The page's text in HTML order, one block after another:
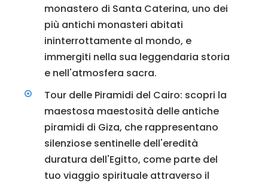
monastero di Santa Caterina, uno dei
più antichi monasteri abitati
ininterrottamente al mondo, e
immergiti nella sua leggendaria storia
e nell'atmosfera sacra.
Tour delle Piramidi del Cairo: scopri la
maestosa maestosità delle antiche
piramidi di Giza, che rappresentano
silenziose sentinelle dell'eredità
duratura dell'Egitto, come parte del
tuo viaggio spirituale attraverso il